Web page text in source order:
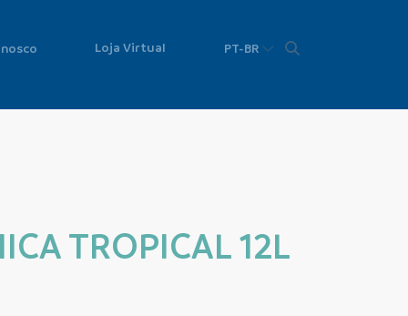
Loja Virtual PT-BR
TROPICAL 12L